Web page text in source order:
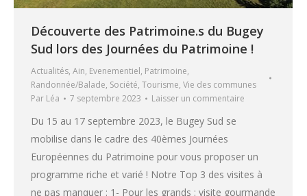
Découverte des Patrimoine.s du Bugey
Sud lors des Journées du Patrimoine !
Actualités, Ain, Evenementiel, Patrimoine,
Randonnée/Balade, Société, Tourisme, Vie des communes
Par Léa 7 septembre 2023 Laisser un commentaire
Du 15 au 17 septembre 2023, le Bugey Sud se
mobilise dans le cadre des 40èmes Journées
Européennes du Patrimoine pour vous proposer un
programme riche et varié ! Notre Top 3 des visites à
ne pas manquer : 1- Pour les grands : visite gourmande